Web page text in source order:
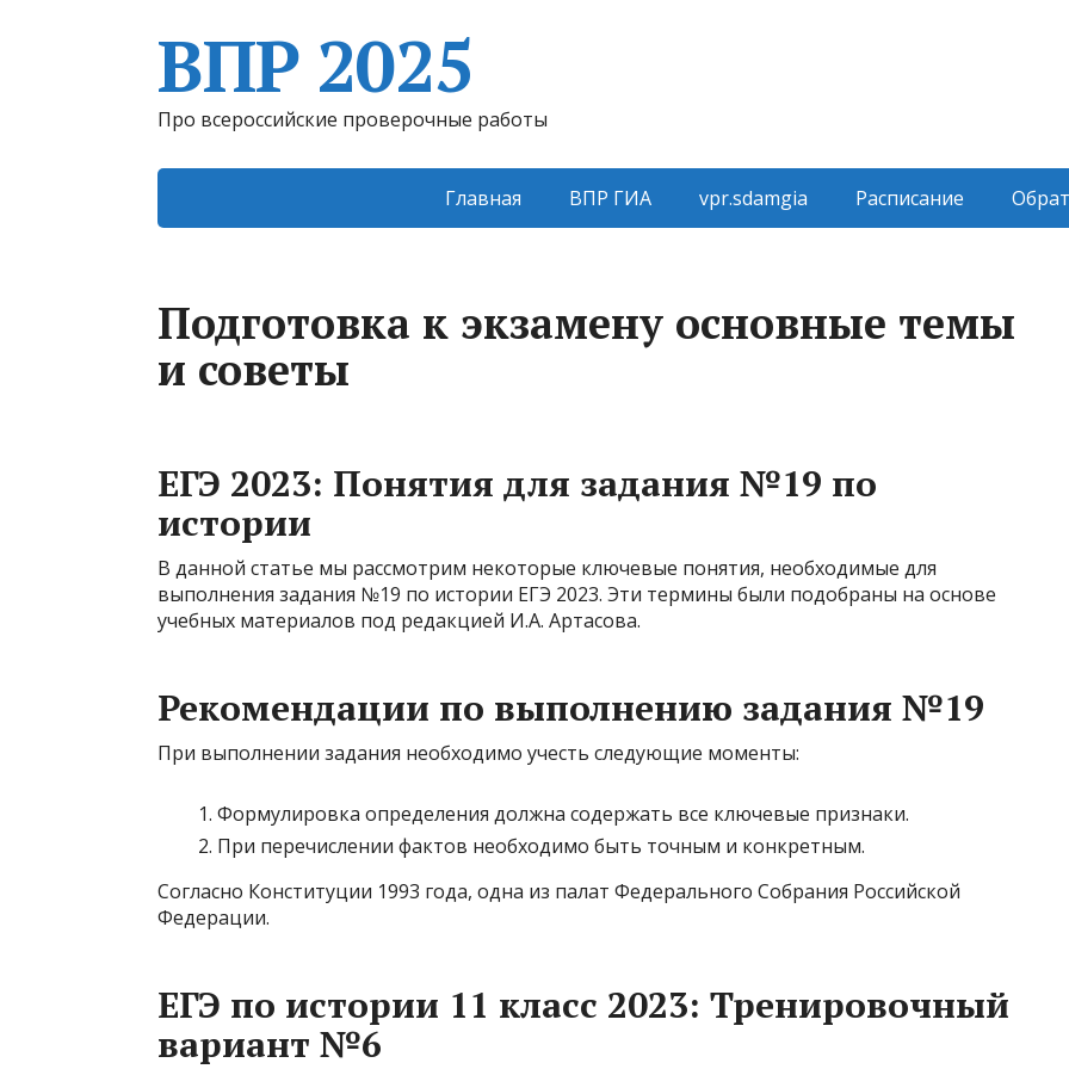
ВПР 2025
Про всероссийские проверочные работы
Главная ВПР ГИА vpr.sdamgia Расписание
Подготовка к экзамену основные темы
и советы
ЕГЭ 2023: Понятия для задания №19 по
истории
В данной статье мы рассмотрим некоторые ключевые понятия, необходимые для
выполнения задания №19 по истории ЕГЭ 2023. Эти термины были подобраны на основе
учебных материалов под редакцией И.А. Артасова.
Рекомендации по выполнению задания №19
При выполнении задания необходимо учесть следующие моменты:
Формулировка определения должна содержать все ключевые признаки.
При перечислении фактов необходимо быть точным и конкретным.
Согласно Конституции 1993 года, одна из палат Федерального Собрания Российской
Федерации.
ЕГЭ по истории 11 класс 2023: Тренировочный
вариант №6